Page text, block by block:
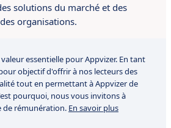
solutions du marché et des
organisations.
essentielle pour Appvizer. En tant
objectif d'offrir à nos lecteurs des
tout en permettant à Appvizer de
pourquoi, nous vous invitons à
de rémunération. En savoir plus